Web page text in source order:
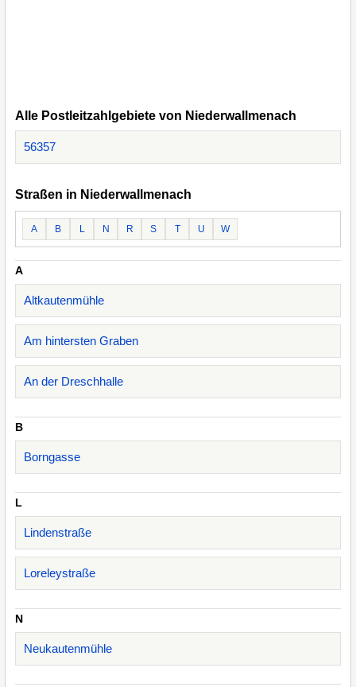
Alle Postleitzahlgebiete von Niederwallmenach
56357
Straßen in Niederwallmenach
A B L N R S T U W
A
Altkautenmühle
Am hintersten Graben
An der Dreschhalle
B
Borngasse
L
Lindenstraße
Loreleystraße
N
Neukautenmühle